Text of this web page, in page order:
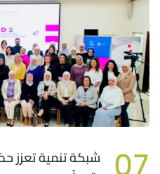
شبكة تنمية تعزز